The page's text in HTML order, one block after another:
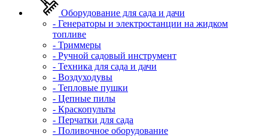
Оборудование для сада и дачи
- Генераторы и электростанции на жидком
топливе
- Триммеры
- Ручной садовый инструмент
- Техника для сада и дачи
- Воздуходувы
- Тепловые пушки
- Цепные пилы
- Краскопульты
- Перчатки для сада
- Поливочное оборудование